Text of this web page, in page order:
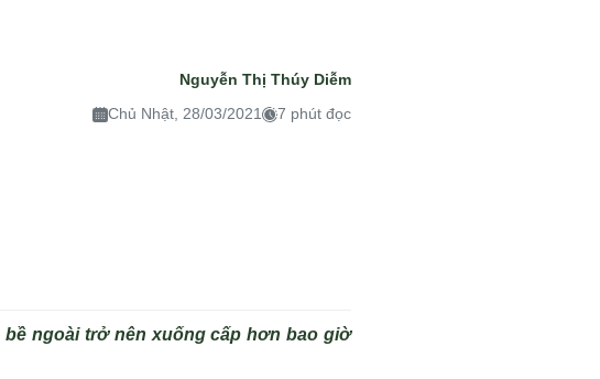
Nguyễn Thị Thúy Diễm
Chủ Nhật, 28/03/2021
7 phút đọc
ngoài trở nên xuống cấp hơn bao giờ